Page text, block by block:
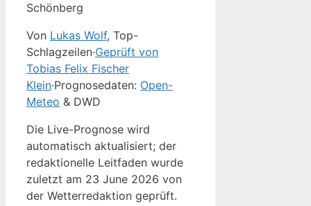
Schönberg
Von Lukas Wolf, Top-
Schlagzeilen·Geprüft von
Tobias Felix Fischer
Klein·Prognosedaten: Open-
Meteo & DWD
Die Live-Prognose wird
automatisch aktualisiert; der
redaktionelle Leitfaden wurde
zuletzt am 23 June 2026 von
der Wetterredaktion geprüft.